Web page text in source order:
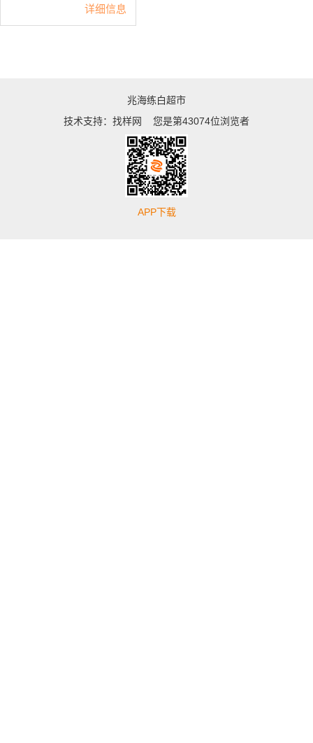
详细信息
兆海练白超市
技术支持： 找样网 您是第43074位浏览者
APP下载